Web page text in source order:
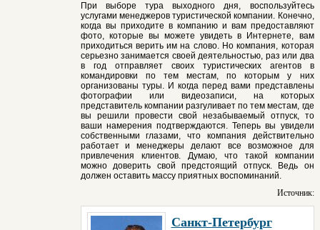
При выборе тура выходного дня, воспользуйтесь
услугами менеджеров туристической компании. Конечно,
когда вы приходите в компанию и вам предоставляют
фото, которые вы можете увидеть в Интернете, вам
приходиться верить им на слово. Но компания, которая
серьезно занимается своей деятельностью, раз или два
в год отправляет своих туристических агентов в
командировки по тем местам, по которым у них
организованы туры. И когда перед вами представлены
фотографии или видеозаписи, на которых
представитель компании разгуливает по тем местам, где
вы решили провести свой незабываемый отпуск, то
ваши намерения подтверждаются. Теперь вы увидели
собственными глазами, что компания действительно
работает и менеджеры делают все возможное для
привлечения клиентов. Думаю, что такой компании
можно доверить свой предстоящий отпуск. Ведь он
должен оставить массу приятных воспоминаний.
Источник:
Санкт-Петербург